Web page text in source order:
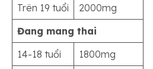
Trên 19 tuổi
2000mg
Đang mang thai
14-18 tuổi
1800mg